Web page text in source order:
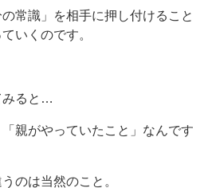
常識」を相手に押し付けること
いくのです。
みると…
「親がやっていたこと」なんです
のは当然のこと。